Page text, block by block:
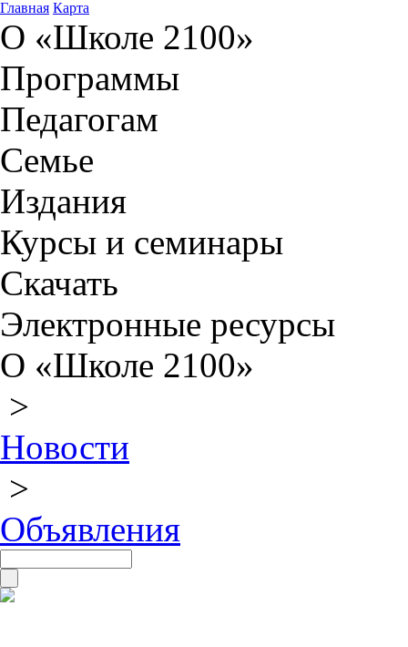
Главная Карта
О «Школе 2100»
Программы
Педагогам
Семье
Издания
Курсы и семинары
Скачать
Электронные ресурсы
О «Школе 2100»
>
Новости
>
Объявления